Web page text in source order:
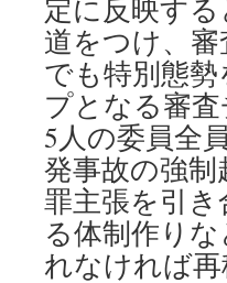
定に反映す
道をつけ、
でも特別態
プとなる審
5人の委員全
発事故の強
罪主張を引
る体制作り
れなければ